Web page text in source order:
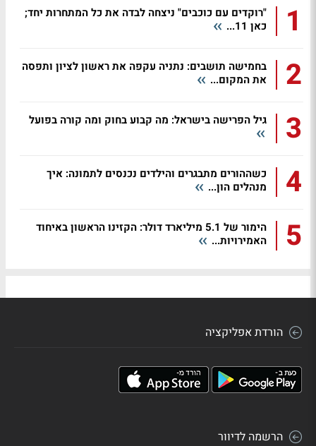
1
"רוקדים עם כוכבים" ניצחה לבדה את כל המתחרות יחד;
כאן 11...
2
בחמישה תושבים: נתניה עקפה את ראשון לציון ותפסה
את המקום...
3 גיל הפרישה בישראל: מה קבוע בחוק ומה קורה בפועל
4
כשההורים מתבגרים והילדים נכנסים לתמונה: איך
מנהלים הון...
5
הימור של 5.1 מיליארד דולר: הקזינו הראשון באיחוד
האמירויות...
הורדת אפליקציה
הרשמה לדיוור